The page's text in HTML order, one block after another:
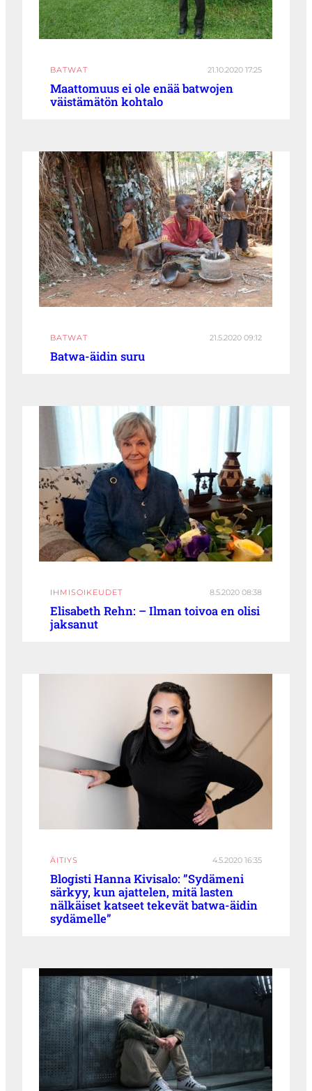
BATWAT 21.10.2020 17:25
Maattomuus ei ole enää batwojen
väistämätön kohtalo
BATWAT 21.5.2020 09:12
Batwa-äidin suru
IHMISOIKEUDET 8.5.2020 08:38
Elisabeth Rehn: – Ilman toivoa en olisi
jaksanut
ÄITIYS 4.5.2020 16:35
Blogisti Hanna Kivisalo: ”Sydämeni
särkyy, kun ajattelen, mitä lasten
nälkäiset katseet tekevät batwa-äidin
sydämelle”